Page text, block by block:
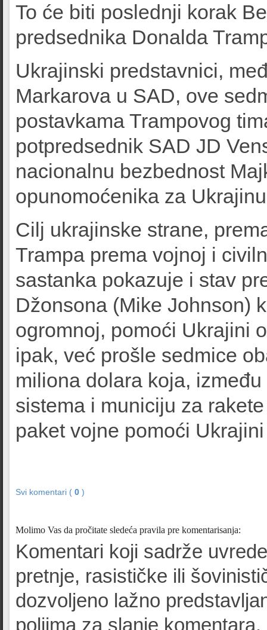
To će biti poslednji korak
predsednika Donalda
Ukrajinski predstavnici,
Markarova u SAD, ove
postavkama Trampovog
potpredsednik SAD JD
nacionalnu bezbednost
opunomoćenika za
Cilj ukrajinske strane,
Trampa prema vojnoj i
sastanka pokazuje i stav
Džonsona (Mike Johnson)
ogromnoj, pomoći Ukrajini
ipak, već prošle sedmice
miliona dolara koja,
sistema i municiju za
paket vojne pomoći
Svi komentari ( 0 )
Molimo Vas da pročitate sledeća pravila pre komentarisanja:
Komentari koji sadrže
pretnje, rasističke ili
dozvoljeno lažno
poljima za slanje